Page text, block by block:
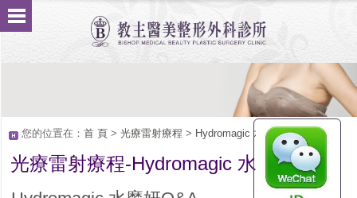
您的位置在： 首 頁> 光療雷射療程 > Hydromagic 水魔妍
光療雷射療程-Hydromagic 水魔妍 Service